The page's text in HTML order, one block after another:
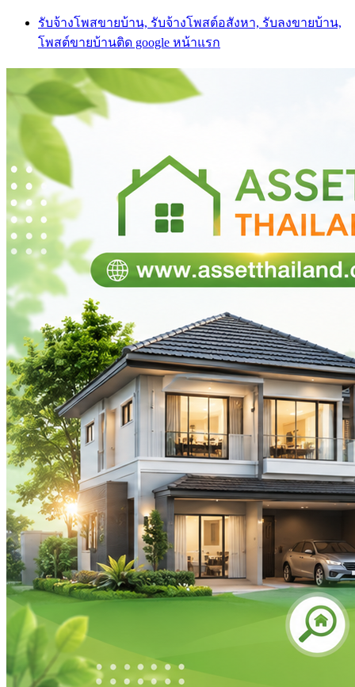
Skip
content
รับจ้างโพสขายบ้าน, รับจ้างโพสต์อสังหา, รับลงขายบ้าน,
โพสต์ขายบ้านติด google หน้าแรก